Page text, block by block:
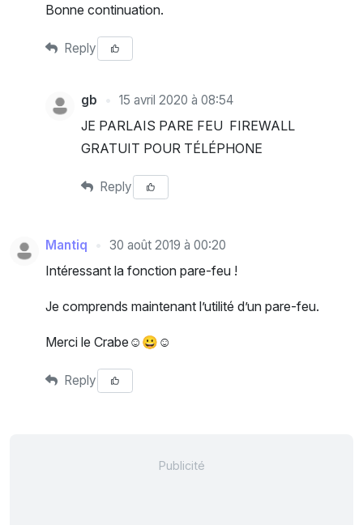
Bonne continuation.
Reply
gb 15 avril 2020 à 08:54
JE PARLAIS PARE FEU FIREWALL
GRATUIT POUR TÉLÉPHONE
Reply
Mantiq 30 août 2019 à 00:20
Intéressant la fonction pare-feu !
Je comprends maintenant l’utilité d’un pare-feu.
Merci le Crabe☺😀☺
Reply